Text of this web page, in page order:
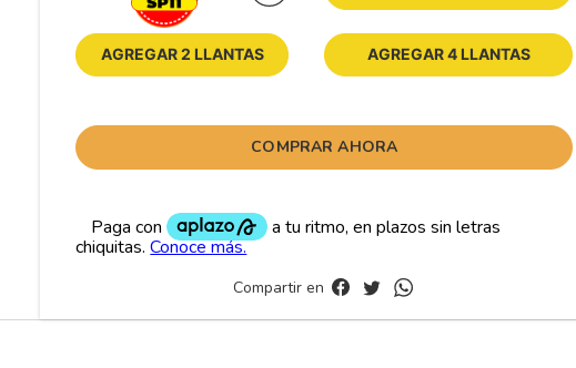
AGREGAR 2 LLANTAS AGREGAR 4 LLANTAS
COMPRAR AHORA
Compartir en